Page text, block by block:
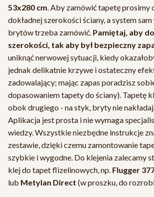
53x280 cm. Aby zamówić tapetę prosimy
dokładnej szerokości ściany, a system
brytów trzeba zamówić. Pamiętaj, aby
szerokości, tak aby był bezpieczny
uniknąć nerwowej sytuacji, kiedy
jednak delikatnie krzywe i ostateczny
zadowalający; mając zapas poradzisz
dopasowaniem tapety do ściany). Tapetę
obok drugiego - na styk, bryty nie
Aplikacja jest prosta i nie wymaga
wiedzy. Wszystkie niezbędne instrukcje
zestawie, dzięki czemu zamontowanie
szybkie i wygodne. Do klejenia zalecamy
klej do tapet flizelinowych, np. Flugger
lub Metylan Direct (w proszku, do